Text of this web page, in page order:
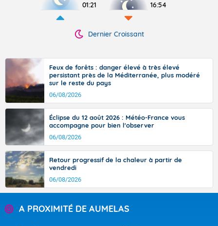
01:21 16:54
Dernier Croissant
Feux de forêts : danger élevé à très élevé
persistant près de la Méditerranée, plus modéré
sur le reste du pays
06/08/2026
Éclipse du 12 août 2026 : Météo-France vous
accompagne pour bien l'observer
06/08/2026
Retour progressif de la chaleur à partir de
vendredi
06/08/2026
A PROXIMITÉ DE AUMELAS